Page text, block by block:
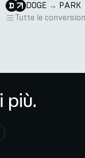
DOGE → PARK
Tutte le
più.